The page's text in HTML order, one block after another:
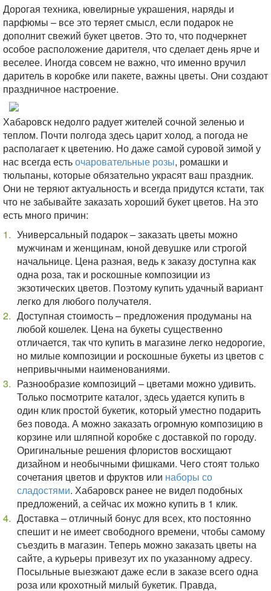
Дорогая техника, ювелирные украшения, наряды и
парфюмы – все это теряет смысл, если подарок не
дополнит свежий букет цветов. Это то, что подчеркнет
особое расположение дарителя, что сделает день ярче и
веселее. Иногда совсем не важно, что именно вручил
даритель в коробке или пакете, важны цветы. Они создают
праздничное настроение.
Хабаровск недолго радует жителей сочной зеленью и
теплом. Почти полгода здесь царит холод, а погода не
располагает к цветению. Но даже самой суровой зимой у
нас всегда естьочаровательные розы, ромашки и
тюльпаны, которые обязательно украсят ваш праздник.
Они не теряют актуальность и всегда придутся кстати, так
что не забывайте заказать хороший букет цветов. На это
есть много причин:
Универсальный подарок – заказать цветы можно
мужчинам и женщинам, юной девушке или строгой
начальнице. Цена разная, ведь к заказу доступна как
одна роза, так и роскошные композиции из
экзотических цветов. Поэтому купить удачный вариант
легко для любого получателя.
Доступная стоимость – предложения продуманы на
любой кошелек. Цена на букеты существенно
отличается, так что купить в магазине легко недорогие,
но милые композиции и роскошные букеты из цветов с
непривычными наименованиями.
Разнообразие композиций – цветами можно удивить.
Только посмотрите каталог, здесь удается купить в
один клик простой букетик, который уместно подарить
без повода. А можно заказать огромную композицию в
корзине или шляпной коробке с доставкой по городу.
Оригинальные решения флористов восхищают
дизайном и необычными фишками. Чего стоят только
сочетания цветов и фруктов или наборы со
сладостями. Хабаровск ранее не видел подобных
предложений, а сейчас их можно купить в 1 клик.
Доставка – отличный бонус для всех, кто постоянно
спешит и не имеет свободного времени, чтобы самому
съездить в магазин. Теперь можно заказать цветы на
сайте, а курьеры привезут их по указанному адресу.
Посыльные выезжают даже если в заказе всего одна
роза или крохотный милый букетик. Правда,